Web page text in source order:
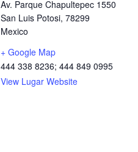
Av. Parque Chapultepec 1550
San Luis Potosi, 78299
Mexico
+ Google Map
444 338 8236; 444 849 0995
View Lugar Website